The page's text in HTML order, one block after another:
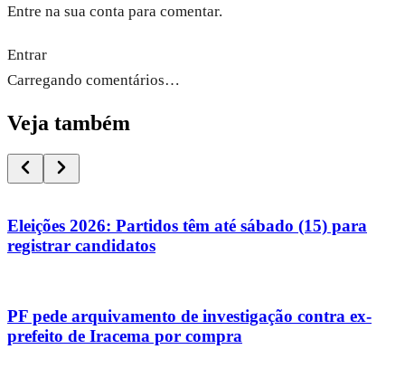
Entre na sua conta para comentar.
Entrar
Carregando comentários…
Veja também
Eleições 2026: Partidos têm até sábado (15) para
registrar candidatos
PF pede arquivamento de investigação contra ex-
prefeito de Iracema por compra